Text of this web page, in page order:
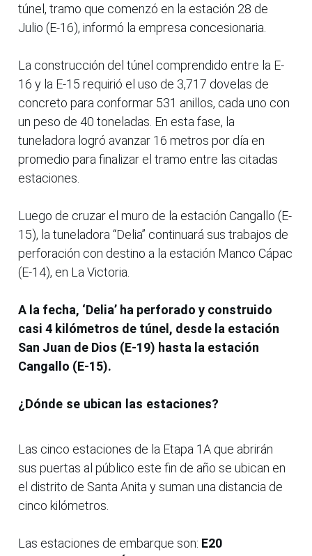
túnel, tramo que comenzó en la estación 28 de
Julio (E-16), informó la empresa concesionaria.
La construcción del túnel comprendido entre la E-
16 y la E-15 requirió el uso de 3,717 dovelas de
concreto para conformar 531 anillos, cada uno con
un peso de 40 toneladas. En esta fase, la
tuneladora logró avanzar 16 metros por día en
promedio para finalizar el tramo entre las citadas
estaciones.
Luego de cruzar el muro de la estación Cangallo (E-
15), la tuneladora “Delia” continuará sus trabajos de
perforación con destino a la estación Manco Cápac
(E-14), en La Victoria.
A la fecha, ‘Delia’ ha perforado y construido
casi 4 kilómetros de túnel, desde la estación
San Juan de Dios (E-19) hasta la estación
Cangallo (E-15).
¿Dónde se ubican las estaciones?
Las cinco estaciones de la Etapa 1A que abrirán
sus puertas al público este fin de año se ubican en
el distrito de Santa Anita y suman una distancia de
cinco kilómetros.
Las estaciones de embarque son: E20